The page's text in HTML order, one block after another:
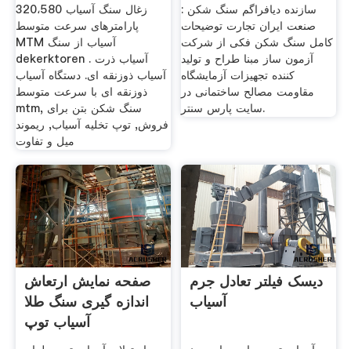
320،580 زغال سنگ آسیاب
پارامترهای سرعت متوسط
MTM آسیاب از سنگ
dekerktoren . آسیاب ذرت
آسیاب ذوزنقه ای. دستگاه آسیاب
ذوزنقه ای با سرعت متوسط
mtm, سنگ شکن بتن برای
فروش, توپ تخلیه آسیاب, ریموند
میل و تفاوت
سازنده دیافراگم سنگ شکن :
صنعت ایران تجارت توضیحات
کامل سنگ شکن فکی از شرکت
آزمون ساز مبنا طراح و تولید
کننده تجهیزات آزمایشگاه
مقاومت مصالح ساختمانی در
سایت پارس سنتر.
صفحه نمایش ارتعاش
اندازه گیری سنگ طلا
آسیاب توپ
دیسک فیلتر تعادل جرم
آسیاب